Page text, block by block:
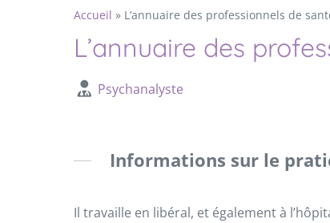
Accueil » L’annuaire des professionnels de
L’annuaire des
Psychanalyste
Informations sur le
Il travaille en libéral, et également à